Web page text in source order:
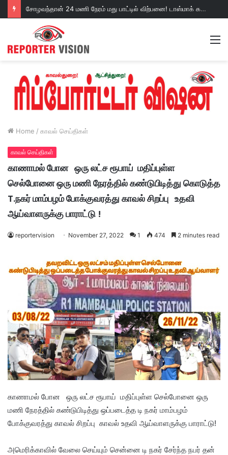
சோழவந்தான் 24 மணி நேரம் மது பாட்டில் விற்பனை! டாஸ்மாக் கடையை அகற்றக்கோரி பெண்கள் முற்றுகை போராட்டம்!https://youtu.be/y9p916tqOMs?si=p7N7Qbivb3WsTj2W
Home / காவல் செய்திகள்
காவல் செய்திகள்
காணாமல் போன ஒரு லட்ச ரூபாய் மதிப்புள்ள
செல்போனை ஒரு மணி நேரத்தில் கண்டுபிடித்து கொடுத்த
T.நகர் மாம்பழம் போக்குவரத்து காவல் சிறப்பு உதவி
ஆய்வாளருக்கு பாராட்டு !
reportervision November 27, 2022 1 474 2 minutes read
காணாமல் போன ஒரு லட்ச ரூபாய் மதிப்புள்ள செல்போனை ஒரு
மணி நேரத்தில் கண்டுபிடித்து ஒப்படைத்த டி நகர் மாம்பழம்
போக்குவரத்து காவல் சிறப்பு காவல் உதவி ஆய்வாளருக்கு பாராட்டு!
அமெரிக்காவில் வேலை செய்யும் சென்னை டி நகர் சேர்ந்த நபர் தன்